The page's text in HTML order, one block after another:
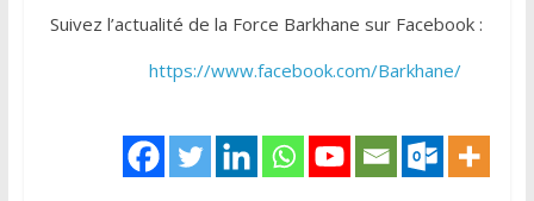
Suivez l’actualité de la Force Barkhane sur Facebook :
https://www.facebook.com/Barkhane/